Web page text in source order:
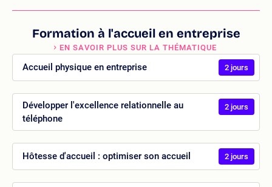
Formation à l'accueil en entreprise
EN SAVOIR PLUS SUR LA THÉMATIQUE
Accueil physique en entreprise 2 jours
Développer l'excellence relationnelle au
téléphone
2 jours
Hôtesse d'accueil : optimiser son accueil 2 jours